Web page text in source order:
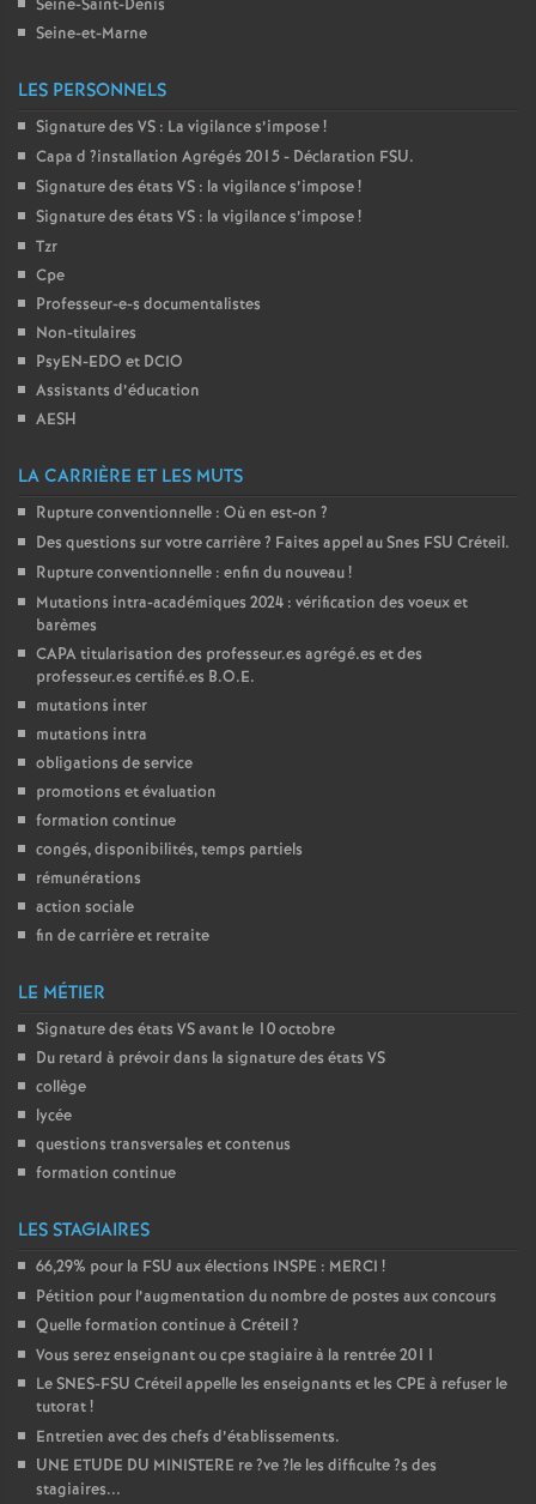
Seine-Saint-Denis
Seine-et-Marne
LES PERSONNELS
Signature des VS : La vigilance s’impose!
Capa d ?installation Agrégés 2015 - Déclaration FSU.
Signature des états VS : la vigilance s’impose!
Signature des états VS : la vigilance s’impose!
Tzr
Cpe
Professeur-e-s documentalistes
Non-titulaires
PsyEN-EDO et DCIO
Assistants d’éducation
AESH
LA CARRIÈRE ET LES MUTS
Rupture conventionnelle : Où en est-on ?
Des questions sur votre carrière? Faites appel au Snes FSU Créteil.
Rupture conventionnelle : enfin du nouveau!
Mutations intra-académiques 2024 : vérification des voeux et
barèmes
CAPAtitularisation des professeur.es agrégé.es et des
professeur.es certifié.es B.O.E.
mutations inter
mutations intra
obligations de service
promotions et évaluation
formation continue
congés, disponibilités, temps partiels
rémunérations
action sociale
fin de carrière et retraite
LE MÉTIER
Signature des états VSavant le 10 octobre
Du retard à prévoir dans la signature des états VS
collège
lycée
questions transversales et contenus
formation continue
LES STAGIAIRES
66,29% pour la FSU aux élections INSPE : MERCI !
Pétition pour l’augmentation du nombre de postes aux concours
Quelle formation continue à Créteil?
Vous serez enseignant ou cpe stagiaire à la rentrée 2011
LeSNES-FSU Créteil appelle les enseignants et les CPE à refuser le
tutorat!
Entretien avec des chefs d’établissements.
UNE ETUDE DU MINISTERE re?ve?le les difficulte?s des
stagiaires...